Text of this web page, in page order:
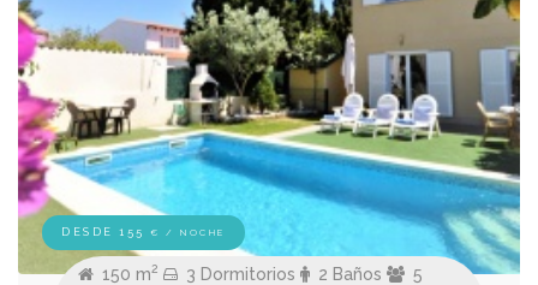
DESDE 155 € / NOCHE
150 m2 3 Dormitorios 2 Baños
5